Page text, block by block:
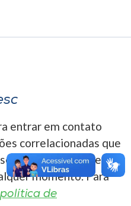
entrar em contato
correlacionadas que
Você pode cancelar o
momento. Para
política de